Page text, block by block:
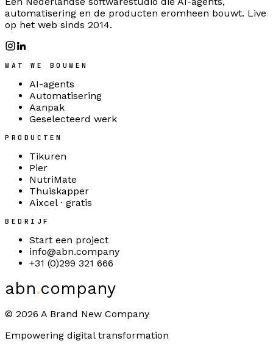
automatisering en de producten eromheen bouwt. Live
op het web sinds 2014.
WAT WE BOUWEN
AI-agents
Automatisering
Aanpak
Geselecteerd werk
PRODUCTEN
Tikuren
Pier
NutriMate
Thuiskapper
Aixcel · gratis
BEDRIJF
Start een project
info@abn.company
+31 (0)299 321 666
abn.company
© 2026 A Brand New Company
Empowering digital transformation